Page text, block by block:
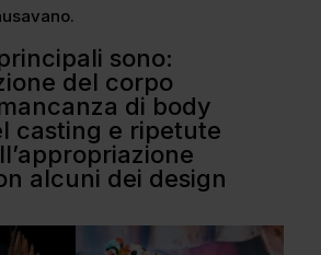
sono:
del corpo
di body
casting e ripetute
alcuni dei design